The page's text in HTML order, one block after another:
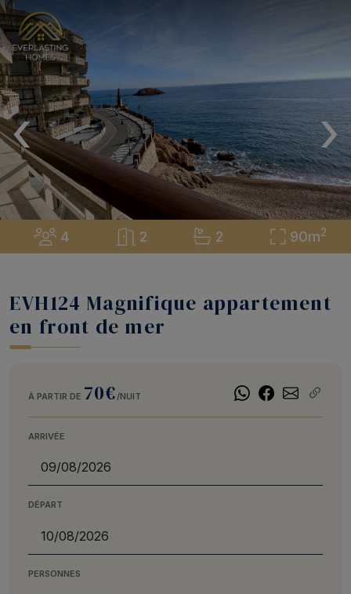
4 2 2 90m2
‹ ›
EVH124 Magnifique appartement
en front de mer
À PARTIR DE 70€/NUIT
ARRIVÉE
DÉPART
PERSONNES